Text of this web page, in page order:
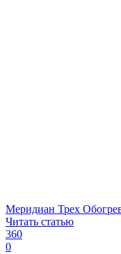
Меридиан Трех
Читать статью
360
0